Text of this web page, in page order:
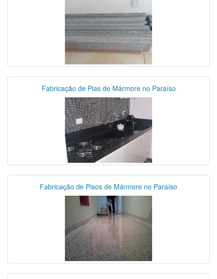
Fabricação de Pias de Mármore no Paraíso
Fabricação de Pisos de Mármore no Paraíso